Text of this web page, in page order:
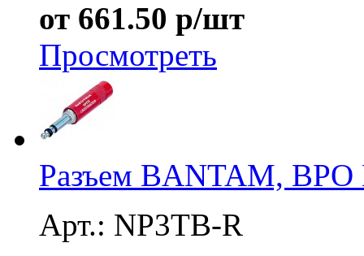
от 661.50 р/шт
Просмотреть
Разъем BANTAM,
Арт.: NP3TB-R